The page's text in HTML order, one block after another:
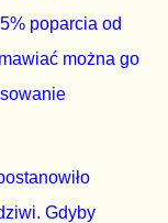
poparcia od
można go
Gdyby